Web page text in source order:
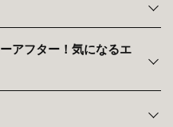
アフター！気になるエ